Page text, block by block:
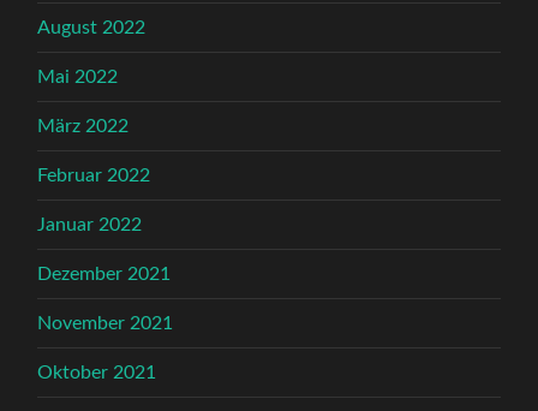
August 2022
Mai 2022
März 2022
Februar 2022
Januar 2022
Dezember 2021
November 2021
Oktober 2021